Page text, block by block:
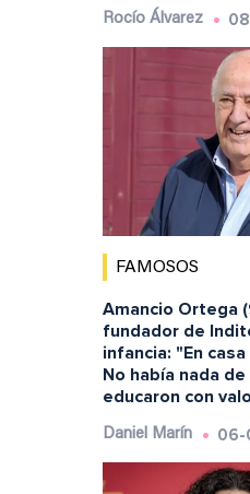
Rocío Álvarez
FAMOSOS
Amancio Ortega
fundador de
infancia: "En
No había nada
educaron con
Daniel Marín 06-